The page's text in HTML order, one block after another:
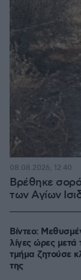
Βρέθηκε
των Αγίων
08.08.2026, 12:40
Βίντεο:
λίγες ώρες μετά
τμήμα ζητούσε
της